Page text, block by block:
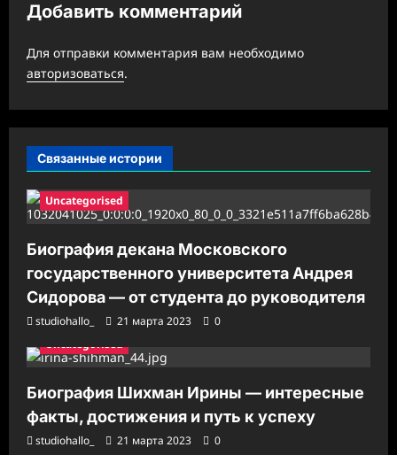
я
з
а
и
и
Добавить комментарий
Для отправки комментария вам необходимо
авторизоваться.
Связанные истории
Uncategorised
Биография декана Московского
государственного университета Андрея
Сидорова — от студента до руководителя
studiohallo_ 21 марта 2023
0
Uncategorised
Биография Шихман Ирины — интересные
факты, достижения и путь к успеху
studiohallo_ 21 марта 2023
0